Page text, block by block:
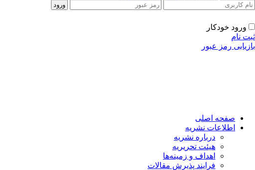
ورود خودکار
ثبت نام
بازیابی رمز عبور
صفحه اصلی
اطلاعات نشریه
درباره نشریه
هیئت تحریریه
اهداف و زمینه‌ها
فرایند پذیرش مقالات